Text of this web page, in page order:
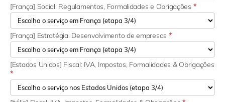
[França] Social: Regulamentos, Formalidades e Obrigações *
[França] Estratégia: Desenvolvimento de empresas *
[Estados Unidos] Fiscal: IVA, Impostos, Formalidades & Obrigações
*